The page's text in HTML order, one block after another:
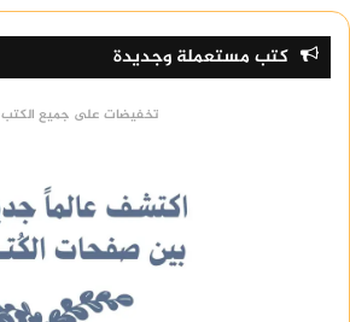
كتب مستعملة وجديدة
تخفيضات على جميع الكتب